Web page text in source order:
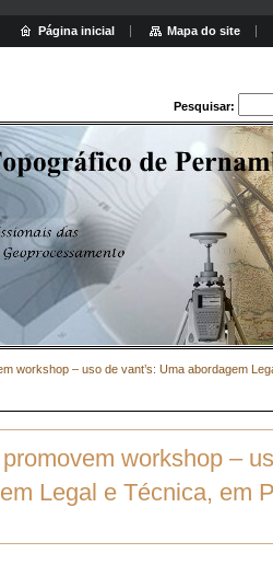
Pesquisar:
workshop – uso de vant’s: Uma abordagem
workshop –
Legal e Técnica, em
Página inicial Mapa do site